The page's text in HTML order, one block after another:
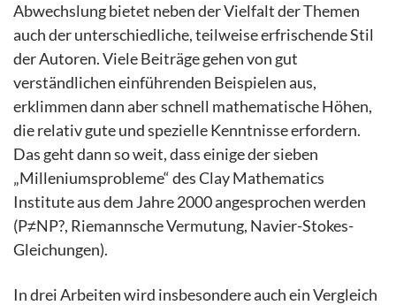
Abwechslung bietet neben der Vielfalt der Themen
auch der unterschiedliche, teilweise erfrischende Stil
der Autoren. Viele Beiträge gehen von gut
verständlichen einführenden Beispielen aus,
erklimmen dann aber schnell mathematische Höhen,
die relativ gute und spezielle Kenntnisse erfordern.
Das geht dann so weit, dass einige der sieben
„Milleniumsprobleme“ des Clay Mathematics
Institute aus dem Jahre 2000 angesprochen werden
(P≠NP?, Riemannsche Vermutung, Navier-Stokes-
Gleichungen).
In drei Arbeiten wird insbesondere auch ein Vergleich